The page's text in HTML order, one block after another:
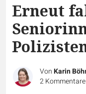
Erneut
VonKarin
2Kommentare